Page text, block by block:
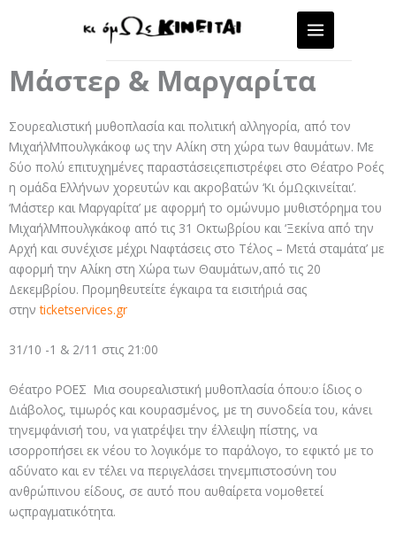
Μάστερ & Μαργαρίτα
Σουρεαλιστική μυθοπλασία και πολιτική αλληγορία, από τον
ΜιχαήλΜπουλγκάκοφ ως την Αλίκη στη χώρα των θαυμάτων. Με
δύο πολύ επιτυχημένες παραστάσειςεπιστρέφει στο Θέατρο Ροές
η ομάδα Ελλήνων χορευτών και ακροβατών ‘Κι όμΩςκινείται’.
‘Μάστερ και Μαργαρίτα’ με αφορμή το ομώνυμο μυθιστόρημα του
ΜιχαήλΜπουλγκάκοφ από τις 31 Οκτωβρίου και ‘Ξεκίνα από την
Αρχή και συνέχισε μέχρι Ναφτάσεις στο Τέλος – Μετά σταμάτα’ με
αφορμή την Αλίκη στη Χώρα των Θαυμάτων,από τις 20
Δεκεμβρίου. Προμηθευτείτε έγκαιρα τα εισιτήριά σας
στηνticketservices.gr
31/10 -1 & 2/11 στις 21:00
Θέατρο ΡΟΕΣ Μια σουρεαλιστική μυθοπλασία όπου:ο ίδιος ο
Διάβολος, τιμωρός και κουρασμένος, με τη συνοδεία του, κάνει
τηνεμφάνισή του, να γιατρέψει την έλλειψη πίστης, να
ισορροπήσει εκ νέου το λογικόμε το παράλογο, το εφικτό με το
αδύνατο και εν τέλει να περιγελάσει τηνεμπιστοσύνη του
ανθρώπινου είδους, σε αυτό που αυθαίρετα νομοθετεί
ωςπραγματικότητα.